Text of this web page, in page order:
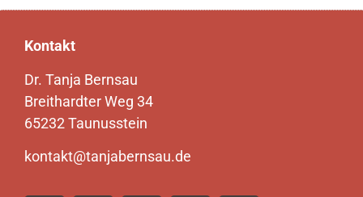
Kontakt
Dr. Tanja Bernsau
Breithardter Weg 34
65232 Taunusstein
kontakt@tanjabernsau.de